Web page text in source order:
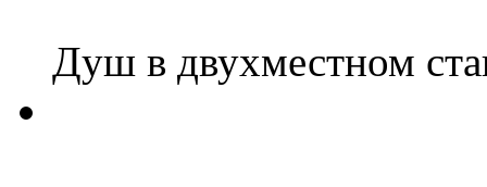
Душ в двухместном